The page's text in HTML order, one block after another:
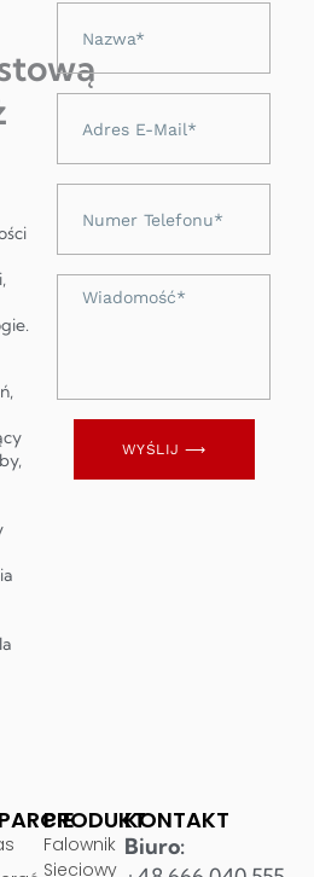
telefonu
WYŚLIJ ⟶
PRODUKT
Falownik
Sieciowy
KONTAKT
Biuro: